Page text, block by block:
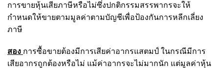
การขายหุ้นเสียภาษีหรือไม่ซึ่งปกติกรรมสรรพากรจะให้
กำหนดให้ขายตามมูลค่าตามบัญชีเพื่อป้องกันการหลีกเลี่ยง
ภาษี
สอง การซื้อขายต้องมีการเสียค่าอากรแสตมป์ ในกรณีมีการ
เสียอากรถูกต้องหรือไม่ แม้ค่าอากรจะไม่มากนัก แต่มูลค่าหุ้น